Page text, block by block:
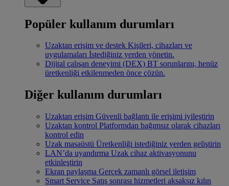
Popüler kullanım durumları
Uzaktan erişim ve destek Kişileri, cihazları ve
uygulamaları İstediğiniz yerden yönetin.
Dijital çalışan deneyimi (DEX) BT sorunlarını, henüz
üretkenliği etkilenmeden önce çözün.
Diğer kullanım durumları
Uzaktan erişim Güvenli bağlantı ile erişimi iyileştirin
Uzaktan kontrol Platformdan bağımsız olarak cihazları
kontrol edin
Uzak masaüstü Üretkenliği istediğiniz yerden geliştirin
LAN’da uyandırma Uzak cihaz aktivasyonunu
etkinleştirin
Ekran paylaşma Gerçek zamanlı görsel iletişim
Smart Service Satış sonrası hizmetleri aksaksız kılın